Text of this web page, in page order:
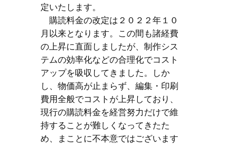
定いたします。
購読料金の改定は２０２２年１０
月以来となります。この間も諸経費
の上昇に直面しましたが、制作シス
テムの効率化などの合理化でコスト
アップを吸収してきました。しか
し、物価高が止まらず、編集・印刷
費用全般でコストが上昇しており、
現行の購読料金を経営努力だけで維
持することが難しくなってきたた
め、まことに不本意ではございます